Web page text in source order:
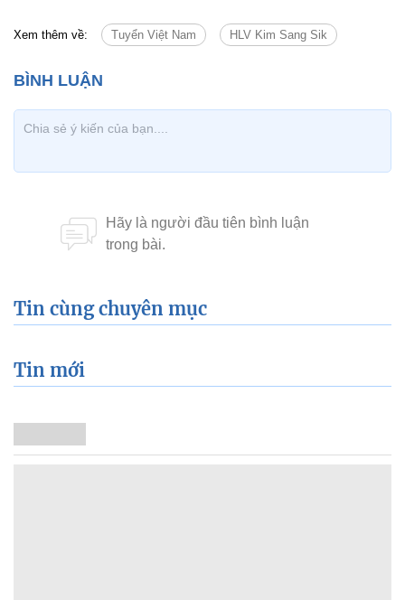
Xem thêm về: Tuyển Việt Nam HLV Kim Sang Sik
Tin cùng chuyên mục
Tin mới